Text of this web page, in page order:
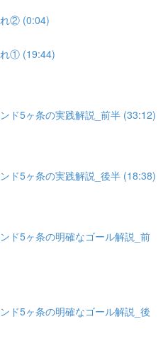
れ② (0:04)
① (19:44)
ド5ヶ条の実践解説_前半 (33:12)
ド5ヶ条の実践解説_後半 (18:38)
ド5ヶ条の明確なゴール解説_前
ド5ヶ条の明確なゴール解説_後